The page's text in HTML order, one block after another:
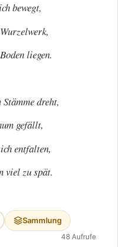
bewegt,
liegen.
dreht,
gefällt,
entfalten,
viel zu spät.
Sammlung
48 Aufrufe